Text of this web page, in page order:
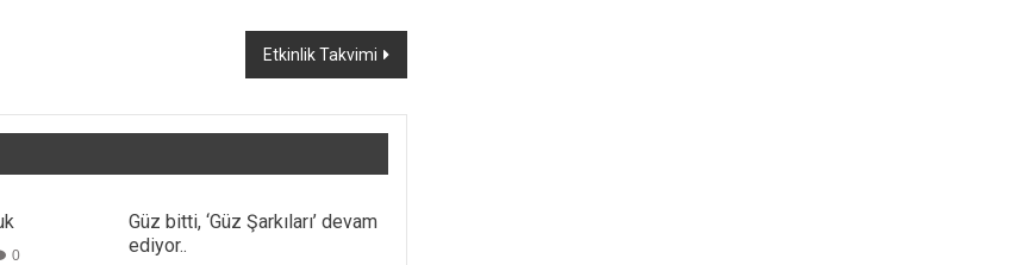
Etkinlik Takvimi
0
Güz bitti, ‘Güz Şarkıları’ devam
ediyor..